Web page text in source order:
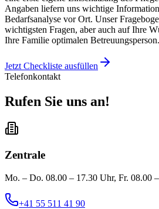
Angaben liefern uns wichtige
Bedarfsanalyse vor Ort. Unser
wichtigsten Fragen, aber auch auf Ihre
Ihre Familie optimalen Betreuungsperson.
Jetzt Checkliste ausfüllen
Telefonkontakt
Rufen Sie uns an!
Zentrale
Mo. – Do. 08.00 – 17.30 Uhr, Fr. 08.00
+41 55 511 41 90